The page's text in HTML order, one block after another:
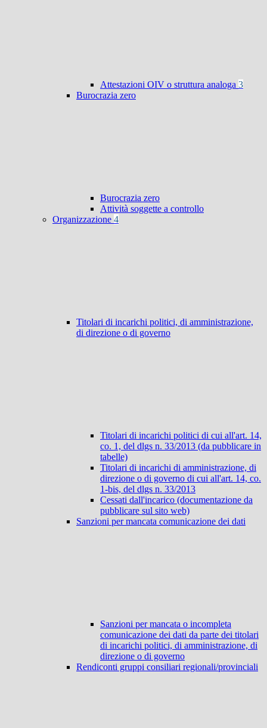
Attestazioni OIV o struttura analoga 3
Burocrazia zero
Burocrazia zero
Attività soggette a controllo
Organizzazione 4
Titolari di incarichi politici, di amministrazione,
di direzione o di governo
Titolari di incarichi politici di cui all'art. 14,
co. 1, del dlgs n. 33/2013 (da pubblicare in
tabelle)
Titolari di incarichi di amministrazione, di
direzione o di governo di cui all'art. 14, co.
1-bis, del dlgs n. 33/2013
Cessati dall'incarico (documentazione da
pubblicare sul sito web)
Sanzioni per mancata comunicazione dei dati
Sanzioni per mancata o incompleta
comunicazione dei dati da parte dei titolari
di incarichi politici, di amministrazione, di
direzione o di governo
Rendiconti gruppi consiliari regionali/provinciali